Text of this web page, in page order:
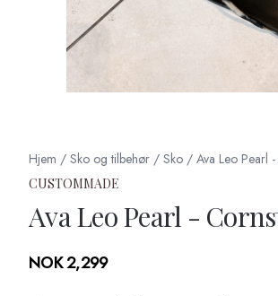
Hjem / Sko og tilbehør / Sko / Ava Leo Pearl
CUSTOMMADE
Ava Leo Pearl -
Produktdetaljer
NOK 2,299